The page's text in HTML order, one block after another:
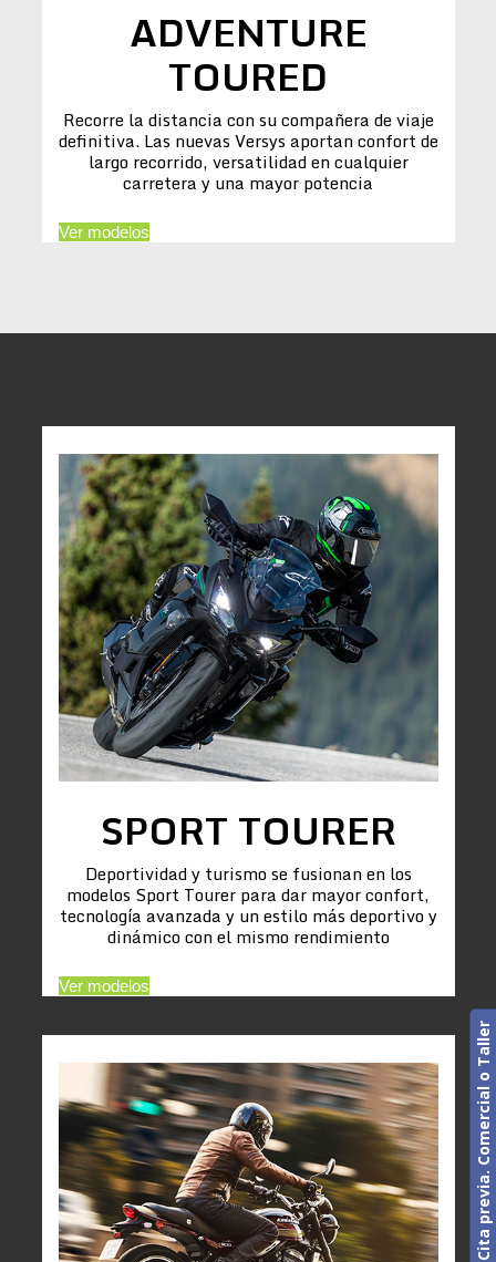
ADVENTURE
TOURED
Recorre la distancia con su compañera de viaje
definitiva. Las nuevas Versys aportan confort de
largo recorrido, versatilidad en cualquier
carretera y una mayor potencia
Ver modelos
SPORT TOURER
Deportividad y turismo se fusionan en los
modelos Sport Tourer para dar mayor confort,
tecnología avanzada y un estilo más deportivo y
dinámico con el mismo rendimiento
Ver modelos
Cita previa. Comercial o Taller